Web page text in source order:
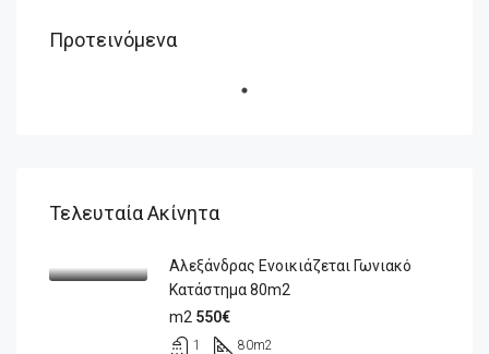
Προτεινόμενα
Τελευταία Ακίνητα
Αλεξάνδρας Ενοικιάζεται Γωνιακό
Κατάστημα 80m2
m2 550€
1 80m2